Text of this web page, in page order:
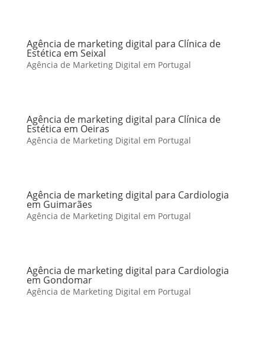
Agência de marketing digital para Clínica de
Estética em Seixal
Agência de Marketing Digital em Portugal
Agência de marketing digital para Clínica de
Estética em Oeiras
Agência de Marketing Digital em Portugal
Agência de marketing digital para Cardiologia
em Guimarães
Agência de Marketing Digital em Portugal
Agência de marketing digital para Cardiologia
em Gondomar
Agência de Marketing Digital em Portugal